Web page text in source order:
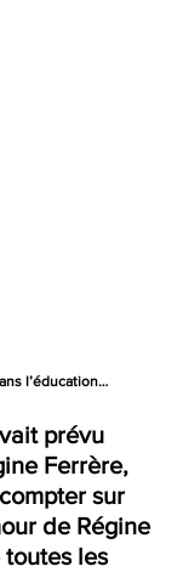
l’éducation…
prévu
Ferrère,
sur
de Régine
toutes les